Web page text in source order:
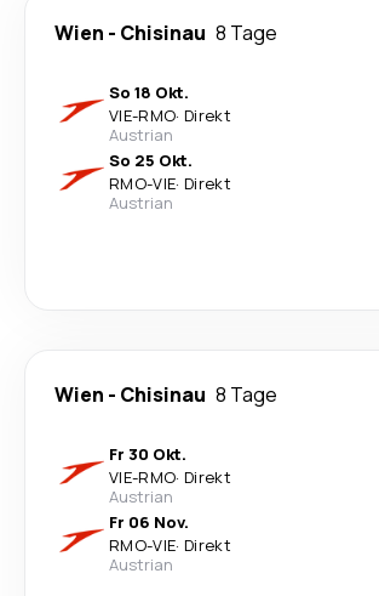
Wien - Chisinau 8 Tage
So 18 Okt.
VIE-RMO· Direkt
Austrian
So 25 Okt.
RMO-VIE· Direkt
Austrian
Wien - Chisinau 8 Tage
Fr 30 Okt.
VIE-RMO· Direkt
Austrian
Fr 06 Nov.
RMO-VIE· Direkt
Austrian